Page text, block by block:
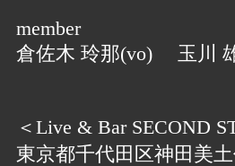
member
倉佐木 玲那(vo) 玉川
＜Live & Bar SECOND
東京都千代田区神田美